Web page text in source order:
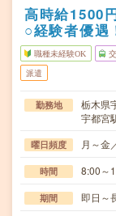
高時給1500
○経験者優遇
職種未経験OK
派遣
勤務地
栃木県
宇都宮
曜日頻度 月～金
時間 8:00～
期間 即日～